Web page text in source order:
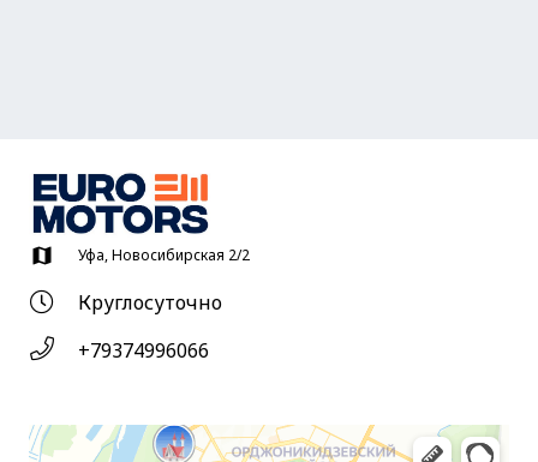
map Уфа, Новосибирская 2/2
Круглосуточно
+79374996066